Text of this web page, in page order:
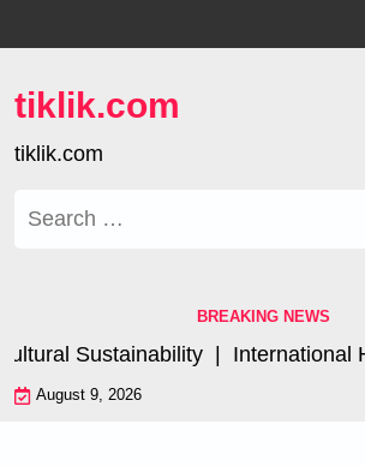
to
tiklik.com
tiklik.com
Search
BREAKING NEWS
Sustainability |International
August 9, 2026